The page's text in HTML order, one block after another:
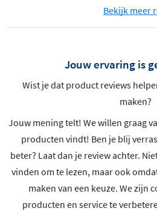
Bekijk meer
Jouw ervaring is
Wist je dat product reviews
maken?
Jouw mening telt! We willen graag
producten vindt! Ben je blij
beter? Laat dan je review achter.
vinden om te lezen, maar ook
maken van een keuze. We zijn
producten en service te